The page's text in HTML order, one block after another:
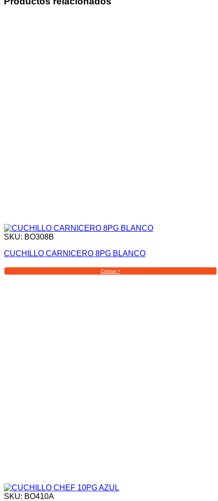
SKU: BO308B
CUCHILLO CARNICERO 8PG BLANCO
Cotizar +
SKU: BO410A